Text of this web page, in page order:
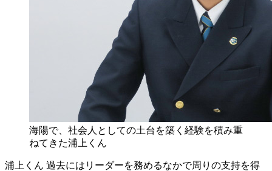
海陽で、社会人としての土台を築く経験を積み重
ねてきた浦上くん
浦上くん 過去にはリーダーを務めるなかで周りの支持を得